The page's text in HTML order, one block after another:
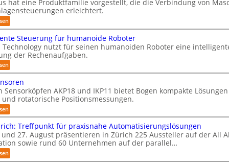
s
t
e
m
f
ü
r
R
o
b
o
t
i
k
u
n
d
ä
u
m
e
b
i
s
I
S
O
-
K
a
s
s
e
i
l
i
t
ä
r
i
s
c
h
e
r
B
o
d
e
n
r
o
b
o
t
S
c
h
w
e
i
ß
c
o
b
o
t
i
o
n
v
o
n
E
n
c
y
3
.
0
s
c
h
e
a
u
c
h
i
n
Z
e
i
t
e
n
v
o
n
K
I
w
hat eine Produktfamilie vorgestellt, die die Verbindung von
erleichtert.
:
G
e
r
ä
t
e
f
r
S
y
s
t
m
i
n
t
e
g
Steuerung für humanoide Roboter
Technology nutzt für seinen humanoiden Roboter eine
der Rechenaufgaben.
:
I
t
e
l
l
i
g
e
n
t
e
S
Sensorköpfen AKP18 und IKP11 bietet Bogen kompakte
rotatorische Positionsmessungen.
:
P
C
B
-
S
e
n
Treffpunkt für praxisnahe Automatisierungslösungen
und 27. August präsentieren in Zürich 225 Aussteller auf der All
sowie rund 60 Unternehmen auf der parallel…
:
A